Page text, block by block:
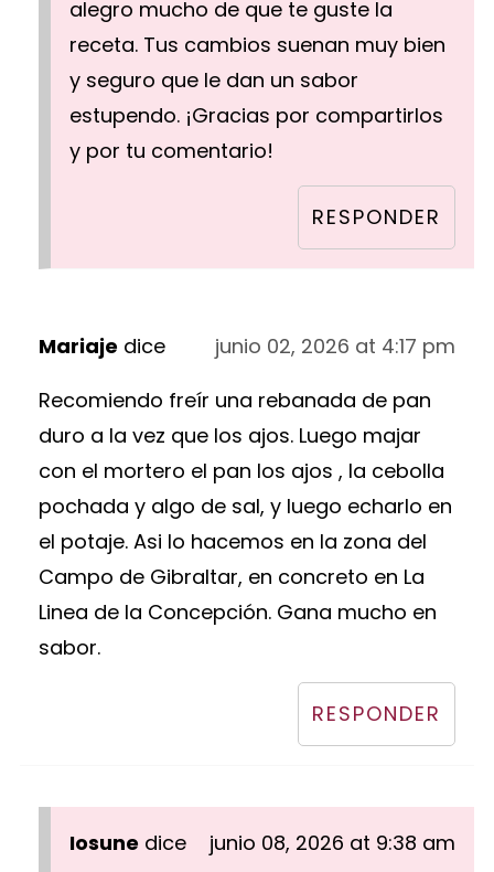
alegro mucho de que te guste la
receta. Tus cambios suenan muy bien
y seguro que le dan un sabor
estupendo. ¡Gracias por compartirlos
y por tu comentario!
RESPONDER
Mariaje dice
junio 02, 2026 at 4:17 pm
Recomiendo freír una rebanada de pan
duro a la vez que los ajos. Luego majar
con el mortero el pan los ajos , la cebolla
pochada y algo de sal, y luego echarlo en
el potaje. Asi lo hacemos en la zona del
Campo de Gibraltar, en concreto en La
Linea de la Concepción. Gana mucho en
sabor.
RESPONDER
Iosune dice junio 08, 2026 at 9:38 am